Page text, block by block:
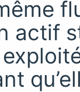
actif